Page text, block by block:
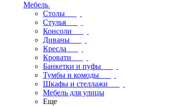
Мебель
Столы
Стулья
Консоли
Диваны
Кресла
Кровати
Банкетки и пуфы
Тумбы и комоды
Шкафы и стеллажи
Мебель для улицы
Еще